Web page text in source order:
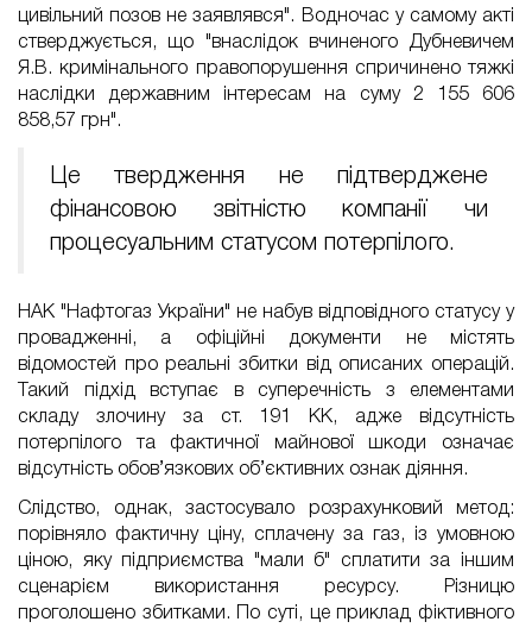
цивільний позов не заявлявся". Водночас у самому акті
стверджується, що "внаслідок вчиненого Дубневичем
Я.В. кримінального правопорушення спричинено тяжкі
наслідки державним інтересам на суму 2 155 606
858,57 грн".
Це твердження не підтверджене
фінансовою звітністю компанії чи
процесуальним статусом потерпілого.
НАК "Нафтогаз України" не набув відповідного статусу у
провадженні, а офіційні документи не містять
відомостей про реальні збитки від описаних операцій.
Такий підхід вступає в суперечність з елементами
складу злочину за ст. 191 КК, адже відсутність
потерпілого та фактичної майнової шкоди означає
відсутність обов’язкових об’єктивних ознак діяння.
Слідство, однак, застосувало розрахунковий метод:
порівняло фактичну ціну, сплачену за газ, із умовною
ціною, яку підприємства "мали б" сплатити за іншим
сценарієм використання ресурсу. Різницю
проголошено збитками. По суті, це приклад фіктивного